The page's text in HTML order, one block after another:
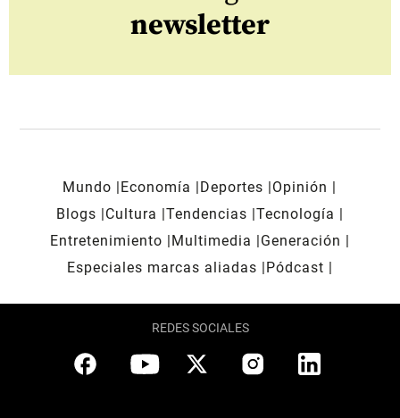
newsletter
Mundo Economía Deportes
Opinión
Blogs
Cultura Tendencias Tecnología
Entretenimiento
Multimedia
Generación
Especiales marcas aliadas
Pódcast
REDES SOCIALES